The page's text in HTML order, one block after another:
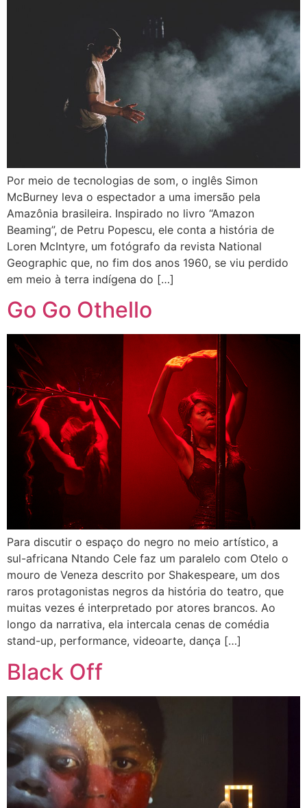
Por meio de tecnologias de som, o inglês Simon
McBurney leva o espectador a uma imersão pela
Amazônia brasileira. Inspirado no livro “Amazon
Beaming”, de Petru Popescu, ele conta a história de
Loren McIntyre, um fotógrafo da revista National
Geographic que, no fim dos anos 1960, se viu perdido
em meio à terra indígena do […]
Go Go Othello
Para discutir o espaço do negro no meio artístico, a
sul-africana Ntando Cele faz um paralelo com Otelo o
mouro de Veneza descrito por Shakespeare, um dos
raros protagonistas negros da história do teatro, que
muitas vezes é interpretado por atores brancos. Ao
longo da narrativa, ela intercala cenas de comédia
stand-up, performance, videoarte, dança […]
Black Off